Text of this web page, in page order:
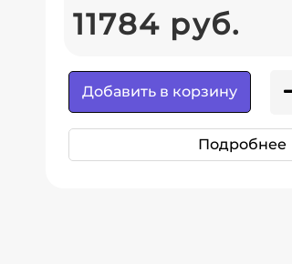
11784 руб.
Добавить в корзину
Подробнее